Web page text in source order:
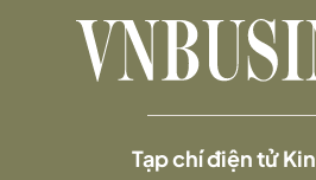
Tạp chí điện tử